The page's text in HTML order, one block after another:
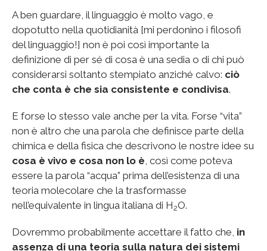
A ben guardare, il linguaggio è molto vago, e
dopotutto nella quotidianità [mi perdonino i filosofi
del linguaggio!] non è poi così importante la
definizione di per sé di cosa è una sedia o di chi può
considerarsi soltanto stempiato anziché calvo: ciò
che conta è che sia consistente e condivisa.
E forse lo stesso vale anche per la vita. Forse “vita”
non è altro che una parola che definisce parte della
chimica e della fisica che descrivono le nostre idee su
cosa è vivo e cosa non lo è, così come poteva
essere la parola “acqua” prima dell’esistenza di una
teoria molecolare che la trasformasse
nell’equivalente in lingua italiana di H2O.
Dovremmo probabilmente accettare il fatto che, in
assenza di una teoria sulla natura dei sistemi